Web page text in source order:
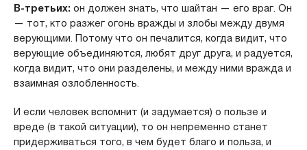
В-третьих: он должен знать, что шайтан — его враг. Он
— тот, кто разжег огонь вражды и злобы между двумя
верующими. Потому что он печалится, когда видит, что
верующие объединяются, любят друг друга, и радуется,
когда видит, что они разделены, и между ними вражда и
взаимная озлобленность.
И если человек вспомнит (и задумается) о пользе и
вреде (в такой ситуации), то он непременно станет
придерживаться того, в чем будет благо и польза, и